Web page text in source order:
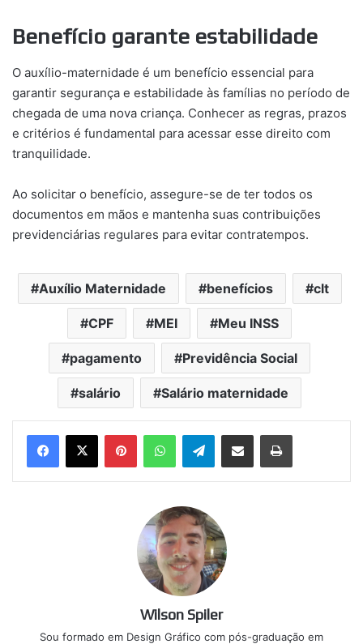
Benefício garante estabilidade
O auxílio-maternidade é um benefício essencial para
garantir segurança e estabilidade às famílias no período de
chegada de uma nova criança. Conhecer as regras, prazos
e critérios é fundamental para acessar esse direito com
tranquilidade.
Ao solicitar o benefício, assegure-se de ter todos os
documentos em mãos e mantenha suas contribuições
previdenciárias regulares para evitar contratempos.
Auxílio Maternidade benefícios clt
CPF MEI Meu INSS
pagamento Previdência Social
salário Salário maternidade
PinterestWhatsAppTelegramCompartilhar via e-mail Imprimir
Wilson Spiler
Sou formado em Design Gráfico com pós-graduação em